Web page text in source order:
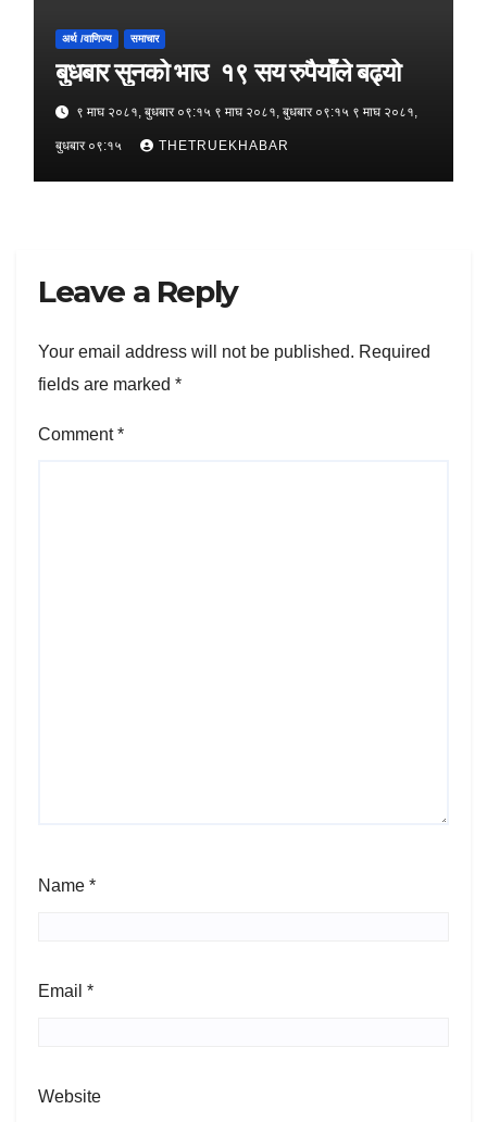
अर्थ /वाणिज्य समाचार
बुधबार सुनको भाउ १९ सय रुपैयाँले बढ्यो
९ माघ २०८१, बुधबार ०९:१५ ९ माघ २०८१, बुधबार ०९:१५ ९ माघ २०८१,
बुधबार ०९:१५ THETRUEKHABAR
Leave a Reply
Your email address will not be published. Required
fields are marked *
Comment*
Name *
Email *
Website